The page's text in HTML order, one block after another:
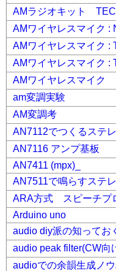
AMラジオキット
AMワイヤレスマイク :
AMワイヤレスマイク :
AMワイヤレスマイク :
AMワイヤレスマイク
am変調実験
AM変調考
AN7112でつくるステ
AN7116 アンプ基板
AN7411 (mpx)_
AN7511で鳴らすステレ
ARA方式 スピーチプ
Arduino uno
audio diy派の知ってお
audio peak filter(CW向
audioでの余韻生成ノ